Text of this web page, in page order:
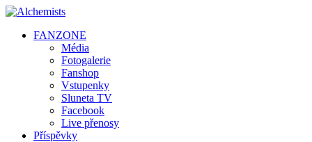
FANZONE
Média
Fotogalerie
Fanshop
Vstupenky
Sluneta TV
Facebook
Live přenosy
Příspěvky